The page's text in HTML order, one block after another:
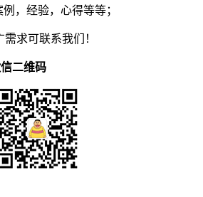
，经验，心得等等；
求可联系我们！
维码